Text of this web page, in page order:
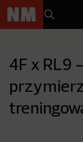
4F x RL9